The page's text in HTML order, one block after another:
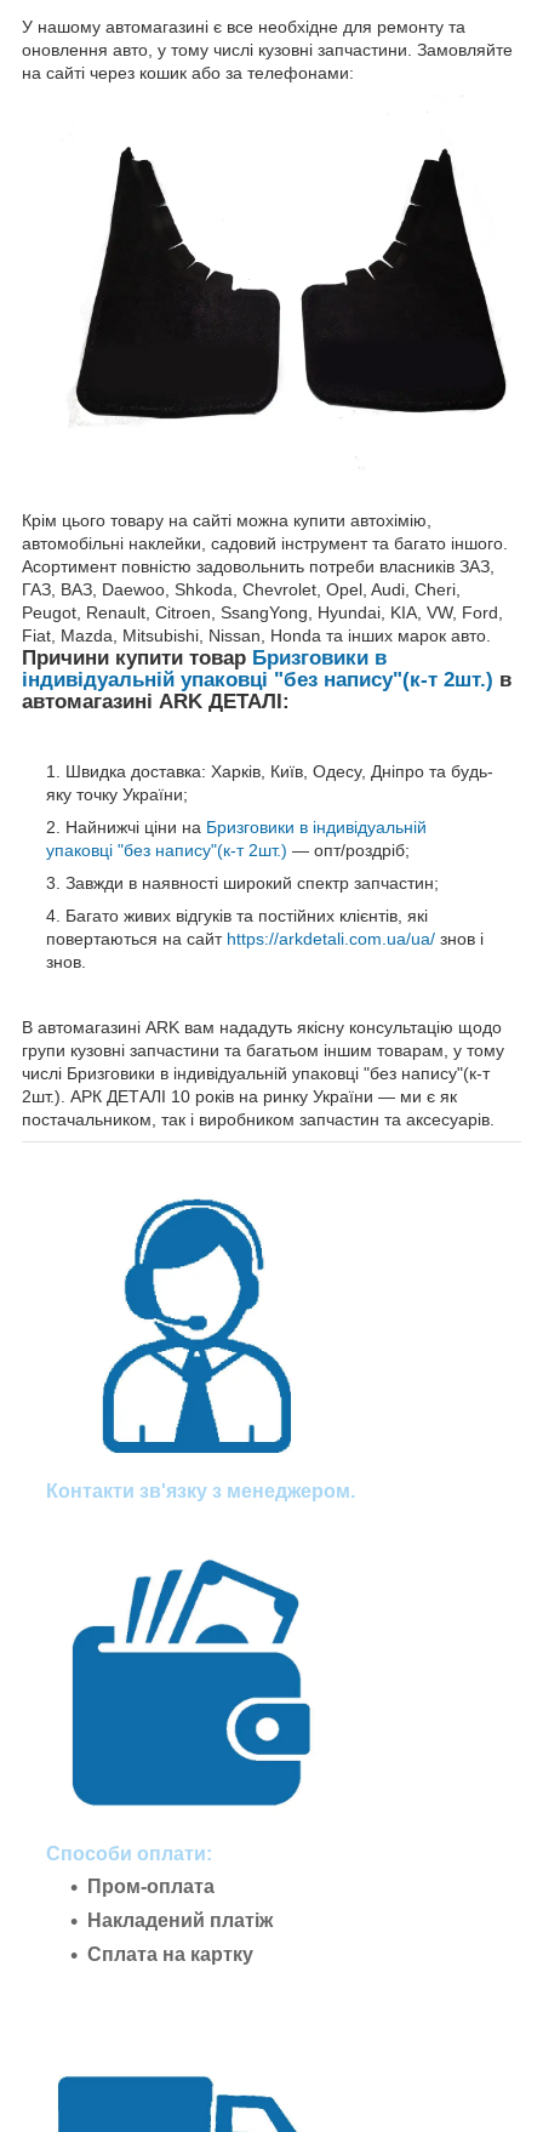
У нашому автомагазині є все необхідне для ремонту та
оновлення авто, у тому числі кузовні запчастини. Замовляйте
на сайті через кошик або за телефонами:
Крім цього товару на сайті можна купити автохімію,
автомобільні наклейки, садовий інструмент та багато іншого.
Асортимент повністю задовольнить потреби власників ЗАЗ,
ГАЗ, ВАЗ, Daewoo, Shkoda, Chevrolet, Opel, Audi, Cheri,
Peugot, Renault, Citroen, SsangYong, Hyundai, KIA, VW, Ford,
Fiat, Mazda, Mitsubishi, Nissan, Honda та інших марок авто.
Причини купити товар Бризговики в
індивідуальній упаковці "без напису"(к-т 2шт.) в
автомагазині ARK ДЕТАЛІ:
Швидка доставка: Харків, Київ, Одесу, Дніпро та будь-
яку точку України;
Найнижчі ціни на Бризговики в індивідуальній
упаковці "без напису"(к-т 2шт.) — опт/роздріб;
Завжди в наявності широкий спектр запчастин;
Багато живих відгуків та постійних клієнтів, які
повертаються на сайт https://arkdetali.com.ua/ua/ знов і
знов.
В автомагазині ARK вам нададуть якісну консультацію щодо
групи кузовні запчастини та багатьом іншим товарам, у тому
числі Бризговики в індивідуальній упаковці "без напису"(к-т
2шт.). АРК ДЕТАЛІ 10 років на ринку України — ми є як
постачальником, так і виробником запчастин та аксесуарів.
Контакти зв'язку з менеджером.
Способи оплати:
Пром-оплата
Накладений платіж
Сплата на картку